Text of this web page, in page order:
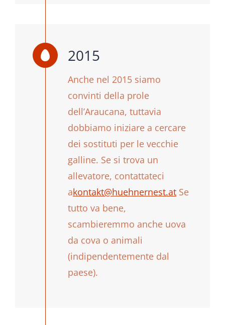
2015
Anche nel 2015 siamo
convinti della prole
dell’Araucana, tuttavia
dobbiamo iniziare a cercare
dei sostituti per le vecchie
galline. Se si trova un
allevatore, contattateci
akontakt@huehnernest.atSe
tutto va bene,
scambieremmo anche uova
da cova o animali
(indipendentemente dal
paese).